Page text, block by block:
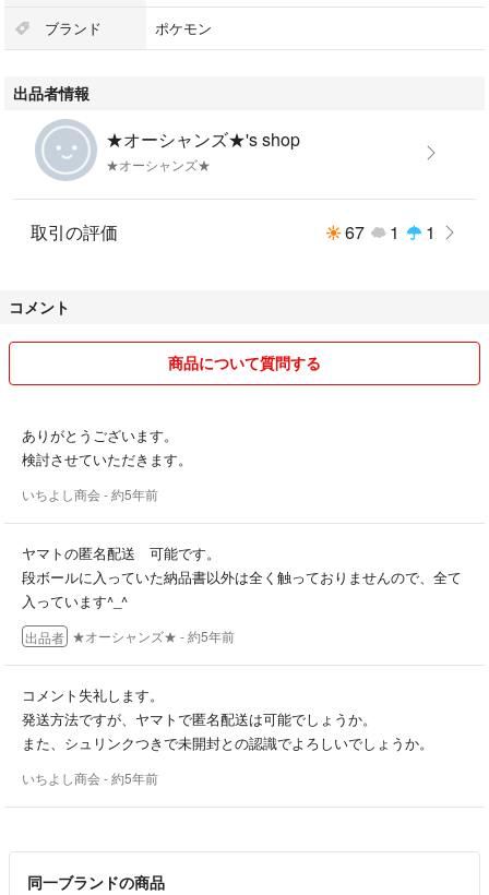
ブランド ポケモン
出品者情報
★オーシャンズ★'s shop
★オーシャンズ★
取引の評価 67 1 1
コメント
商品について質問する
ありがとうございます。
検討させていただきます。
いちよし商会- 約5年前
ヤマトの匿名配送 可能です。
段ボールに入っていた納品書以外は全く触っておりませんので、全て
入っています^_^
出品者 ★オーシャンズ★ - 約5年前
コメント失礼します。
発送方法ですが、ヤマトで匿名配送は可能でしょうか。
また、シュリンクつきで未開封との認識でよろしいでしょうか。
いちよし商会- 約5年前
同一ブランドの商品